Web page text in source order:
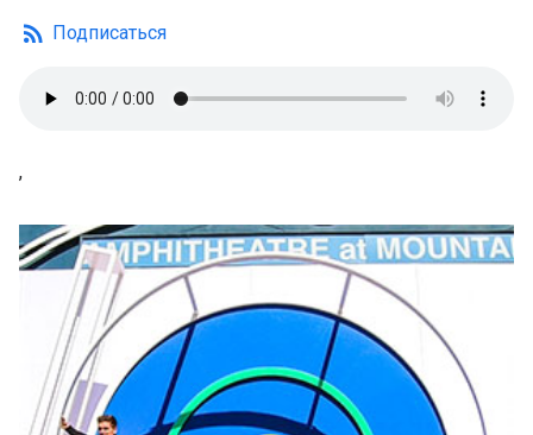
rss_feed Подписаться
,